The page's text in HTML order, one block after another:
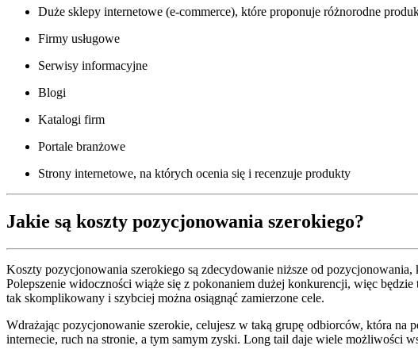
Duże sklepy internetowe (e-commerce), które proponuje różnorodne
Firmy usługowe
Serwisy informacyjne
Blogi
Katalogi firm
Portale branżowe
Strony internetowe, na których ocenia się i recenzuje produkty
Jakie są koszty pozycjonowania szerokiego?
Koszty pozycjonowania szerokiego są zdecydowanie niższe od
Polepszenie widoczności wiąże się z pokonaniem dużej konkurencji, więc
tak skomplikowany i szybciej można osiągnąć zamierzone cele.
Wdrażając pozycjonowanie szerokie, celujesz w taką grupę odbiorców, która na
internecie, ruch na stronie, a tym samym zyski. Long tail daje wiele możliwości